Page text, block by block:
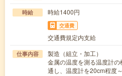
時給 時給1400円
交通費
交通費規定内支給
仕事内容
製造（組立・加工）
金属の温度を測る温度計
通し、温度計を20cm程度